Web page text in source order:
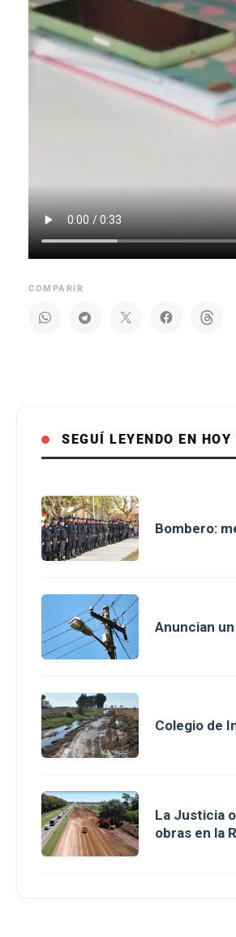
COMPARIR
SEGUÍ LEYENDO EN HOY
Bombero:
Anuncian
Colegio de
La Justicia
obras en la